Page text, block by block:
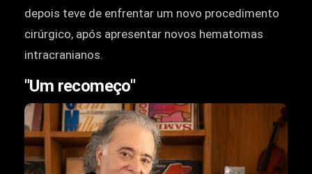
depois teve de enfrentar um novo procedimento
cirúrgico, após apresentar novos hematomas
intracranianos.
"Um recomeço"